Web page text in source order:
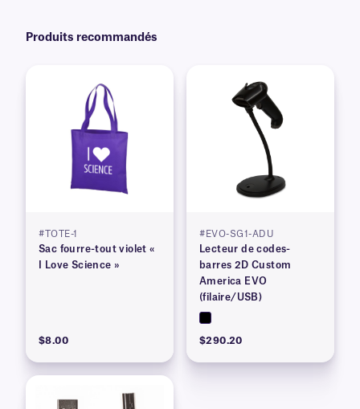
Produits recommandés
#TOTE-1
Sac fourre-tout violet «
I Love Science »
$8.00
#EVO-SG1-ADU
Lecteur de codes-
barres 2D Custom
America EVO
(filaire/USB)
$290.20